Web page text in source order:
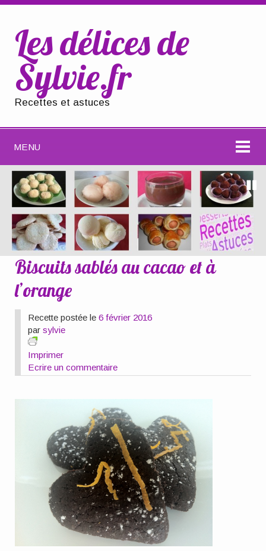
Les délices de
Sylvie.fr
Recettes et astuces
MENU
Biscuits sablés au cacao et à
l’orange
Recette postée le6 février 2016
parsylvie
Imprimer
Ecrire un commentaire